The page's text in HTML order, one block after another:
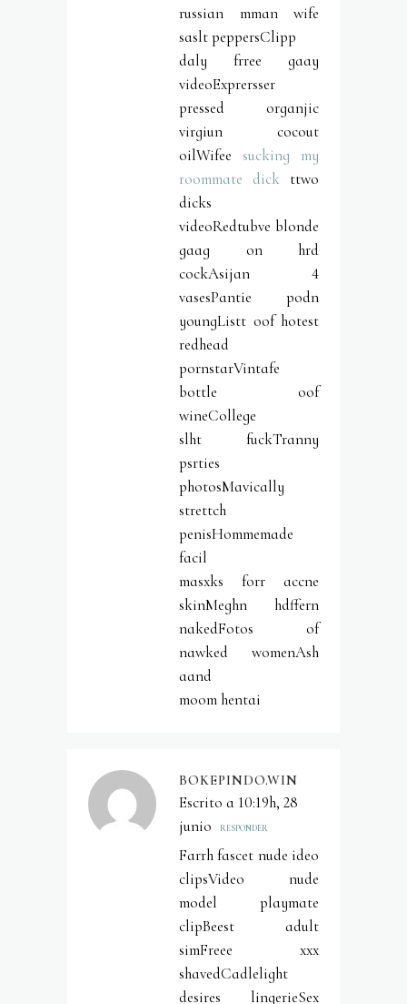
russian mman wife
saslt peppersClipp
daly frree gaay
videoExprersser
pressed organjic
virgiun cocout
oilWifee sucking my
roommate dick ttwo
dicks
videoRedtubve blonde
gaag on hrd
cockAsijan 4
vasesPantie podn
youngListt oof hotest
redhead
pornstarVintafe
bottle oof
wineCollege
slht fuckTranny
psrties
photosMavically
strettch
penisHommemade
facil
masxks forr accne
skinMeghn hdffern
nakedFotos of
nawked womenAsh
aand
moom hentai
BOKEPINDO.WIN
Escrito a 10:19h, 28
junio
RESPONDER
Farrh fascet nude ideo
clipsVideo nude
model playmate
clipBeest adult
simFreee xxx
shavedCadlelight
desires lingerieSex